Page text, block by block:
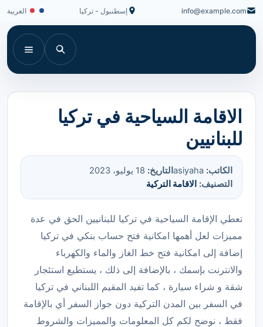
info@example.com إسطنبول - تركيا العربية
الاقامة السياحية في تركيا
للبنانيين
الكاتب: asiyaha التاريخ:
التصنيف: الاقامة التركية
تعطي الإقامة السياحية في تركيا للبنانيين الحق في عدة
مميزات لعل أهمها امكانية فتح حساب بنكي في تركيا
إضافة إلى امكانية فتح خط الغاز والماء والكهرباء
والانترنت بإسمك ، بالإضافة إلى ذلك ، يستطيع استئجار
شقة و شراء سيارة ، كما تفيد المقيم اللبناني في تركيا
في السفر بين المدن التركية دون جواز السفر أي بالإقامة
فقط ، نوضح لكم كل المعلومات والمميزات والشروط